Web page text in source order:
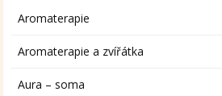
Aromaterapie
Aromaterapie a zvířátka
Aura – soma